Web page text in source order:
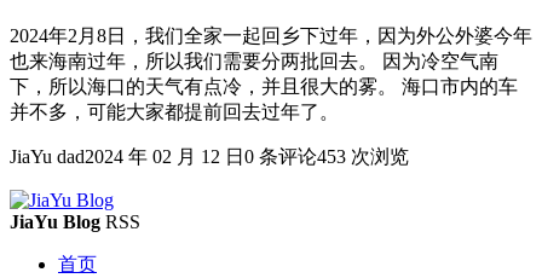
2024年2月8日，我们全家一起回乡下过年，因为外公外婆今年
也来海南过年，所以我们需要分两批回去。 因为冷空气南
下，所以海口的天气有点冷，并且很大的雾。 海口市内的车
并不多，可能大家都提前回去过年了。
JiaYu dad2024 年 02 月 12 日 0 条评论453 次浏览
JiaYu Blog RSS
首页